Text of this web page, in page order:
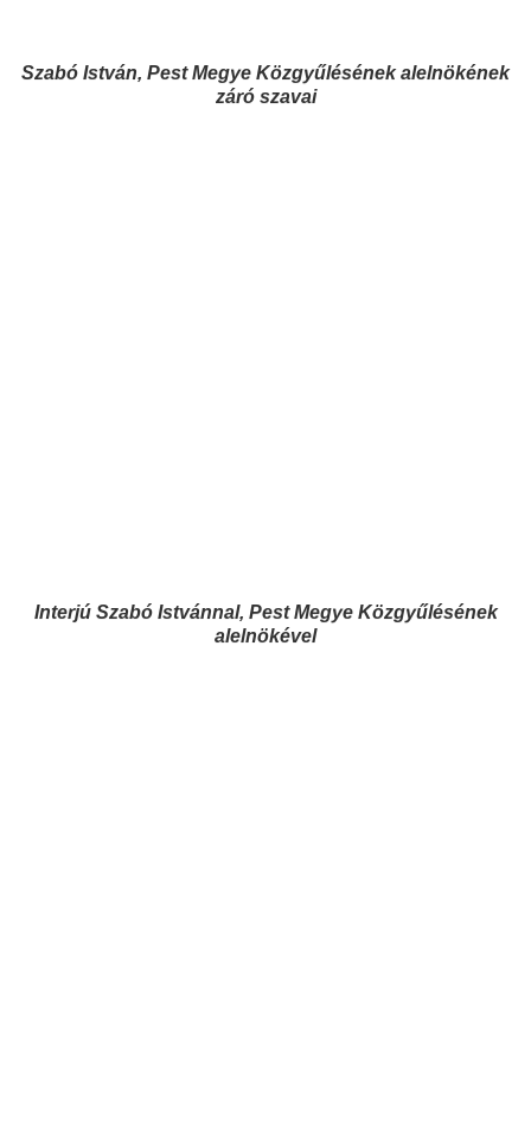
Szabó István, Pest Megye Közgyűlésének alelnökének
záró szavai
Interjú Szabó Istvánnal, Pest Megye Közgyűlésének
alelnökével